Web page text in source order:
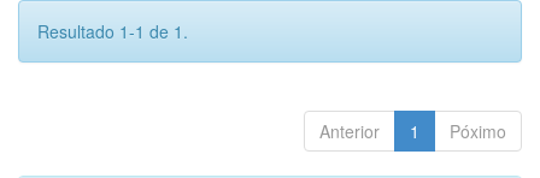
Resultado 1-1 de 1.
Anterior 1 Póximo